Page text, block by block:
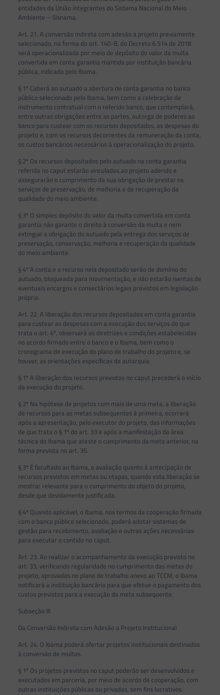
entidades da União integrantes do Sistema Nacional do Meio
Ambiente – Sisnama.
Art. 21. A conversão indireta com adesão a projeto previamente
selecionado, na forma do art. 140-B, do Decreto 6.514 de 2018
será operacionalizada por meio de depósito do valor da multa
convertida em conta garantia mantida por instituição bancária
pública, indicada pelo Ibama.
§ 1º Caberá ao autuado a abertura de conta garantia no banco
público selecionado pelo Ibama, bem como a celebração de
instrumento contratual com o referido banco, que contemplará,
entre outras obrigações entre as partes, outorga de poderes ao
banco para custear com os recursos depositados, as despesas do
projeto e, com os recursos decorrentes da remuneração da conta,
os custos bancários necessários à operacionalização do projeto.
§ 2º Os recursos depositados pelo autuado na conta garantia
referida no caput estarão vinculados ao projeto aderido e
assegurarão o cumprimento da sua obrigação de prestar os
serviços de preservação, de melhoria e de recuperação da
qualidade do meio ambiente.
§ 3º O simples depósito do valor da multa convertida em conta
garantia não garante o direito à conversão da multa e nem
extingue a obrigação do autuado pela entrega dos serviços de
preservação, conservação, melhoria e recuperação da qualidade
do meio ambiente.
§ 4º A conta e o recurso nela depositado serão de domínio do
autuado, bloqueada para movimentação, e não estarão isentas de
eventuais encargos e consectários legais previstos em legislação
própria.
Art. 22. A liberação dos recursos depositados em conta garantia
para custear as despesas com a execução dos serviços de que
trata o art. 4º, observará as diretrizes e condições estabelecidas
no acordo firmado entre o banco e o Ibama, bem como o
cronograma de execução do plano de trabalho do projeto e, se
houver, as orientações específicas da autarquia.
§ 1º A liberação dos recursos previstos no caput precederá o início
da execução do projeto.
§ 2º Na hipótese de projetos com mais de uma meta, a liberação
de recursos para as metas subsequentes à primeira, ocorrerá
após a apresentação, pelo executor do projeto, das informações
de que trata o § 1º do art. 33 e após a manifestação da área
técnica do Ibama que ateste o cumprimento da meta anterior, na
forma prevista no art. 35.
§ 3º É facultado ao Ibama, a avaliação quanto à antecipação de
recursos previstos em metas ou etapas, quando esta liberação se
mostrar relevante para o cumprimento do objeto do projeto,
desde que devidamente justificada.
§ 4º Quando aplicável, o Ibama, nos termos da cooperação firmada
com o banco público selecionado, poderá adotar sistemas de
gestão para recebimento, avaliação e outras ações necessárias
para executar o contido no caput.
Art. 23. Ao realizar o acompanhamento da execução previsto no
art. 33, verificando regularidade no cumprimento das metas do
projeto, aprovadas no plano de trabalho anexo ao TCCM, o Ibama
notificará a instituição bancária para que efetue o pagamento dos
custos previstos para a execução da meta subsequente.
Subseção III
Da Conversão Indireta com Adesão a Projeto Institucional
Art. 24. O Ibama poderá ofertar projetos institucionais destinados
à conversão de multas.
§ 1º Os projetos previstos no caput poderão ser desenvolvidos e
executados em parceria, por meio de acordo de cooperação, com
outras instituições públicas ou privadas, sem fins lucrativos.